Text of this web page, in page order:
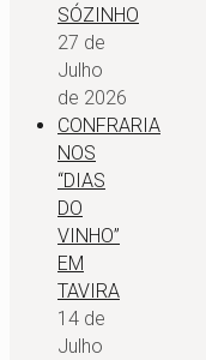
SÓZINHO
27 de
Julho
de 2026
CONFRARIA
NOS
“DIAS
DO
VINHO”
EM
TAVIRA
14 de
Julho